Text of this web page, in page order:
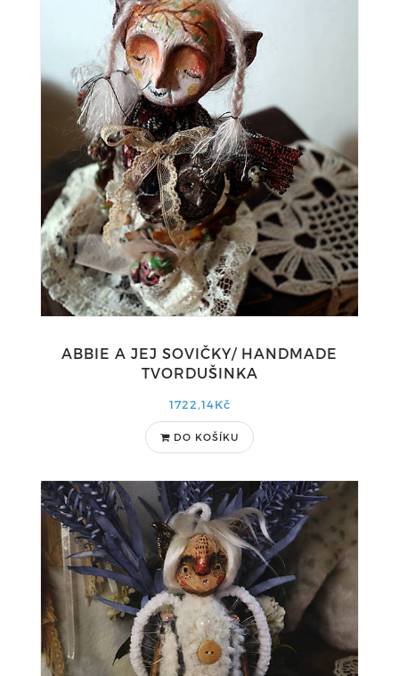
ABBIE A JEJ SOVIČKY/ HANDMADE
TVORDUŠINKA
1722,14Kč
DO KOŠÍKU